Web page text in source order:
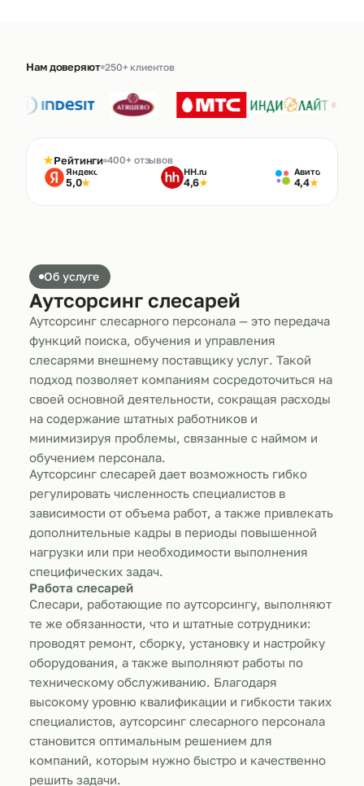
Нам доверяют 250+ клиентов
★Рейтинги 400+ отзывов
Яндекс
5,0★
HH.ru
4,6★
Авито
4,4★
Об услуге
Аутсорсинг слесарей
Аутсорсинг слесарного персонала — это передача
функций поиска, обучения и управления
слесарями внешнему поставщику услуг. Такой
подход позволяет компаниям сосредоточиться на
своей основной деятельности, сокращая расходы
на содержание штатных работников и
минимизируя проблемы, связанные с наймом и
обучением персонала.
Аутсорсинг слесарей дает возможность гибко
регулировать численность специалистов в
зависимости от объема работ, а также привлекать
дополнительные кадры в периоды повышенной
нагрузки или при необходимости выполнения
специфических задач.
Работа слесарей
Слесари, работающие по аутсорсингу, выполняют
те же обязанности, что и штатные сотрудники:
проводят ремонт, сборку, установку и настройку
оборудования, а также выполняют работы по
техническому обслуживанию. Благодаря
высокому уровню квалификации и гибкости таких
специалистов, аутсорсинг слесарного персонала
становится оптимальным решением для
компаний, которым нужно быстро и качественно
решить задачи.